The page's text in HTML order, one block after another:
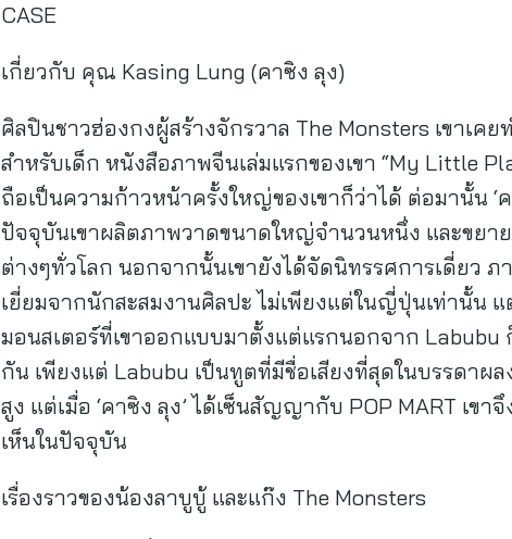
CASE
เกี่ยวกับ คุณ Kasing Lung (คาซิง ลุง)
ศิลปินชาวฮ่องกงผู้สร้างจักรวาล The Monsters เขาเ
สำหรับเด็ก หนังสือภาพจีนเล่มแรกของเขา “My Little
ถือเป็นความก้าวหน้าครั้งใหญ่ของเขาก็ว่าได้ ต่อมานั้น ‘
ปัจจุบันเขาผลิตภาพวาดขนาดใหญ่จำนวนหนึ่ง และขยา
ต่างๆทั่วโลก นอกจากนั้นเขายังได้จัดนิทรรศการเดี่ยว
เยี่ยมจากนักสะสมงานศิลปะ ไม่เพียงแต่ในญี่ปุ่นเท่านั้น
มอนสเตอร์ที่เขาออกแบบมาตั้งแต่แรกนอกจาก Labubu
กัน เพียงแต่ Labubu เป็นทูตที่มีชื่อเสียงที่สุดในบรรดา
สูง แต่เมื่อ ‘คาซิง ลุง’ ได้เซ็นสัญญากับ POP MART เข
เห็นในปัจจุบัน
เรื่องราวของน้องลาบูบู้ และแก๊ง The Monsters